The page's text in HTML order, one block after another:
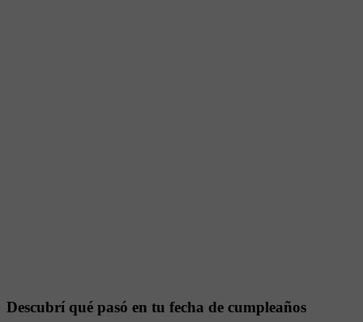
Descubrí qué pasó en tu fecha de cumpleaños